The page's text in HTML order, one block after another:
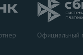
Официальный